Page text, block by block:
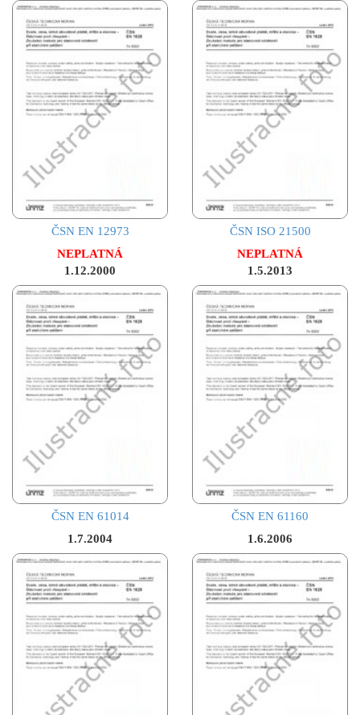
ČSN EN 12973
NEPLATNÁ
1.12.2000
ČSN ISO 21500
NEPLATNÁ
1.5.2013
ČSN EN 61014
1.7.2004
ČSN EN 61160
1.6.2006